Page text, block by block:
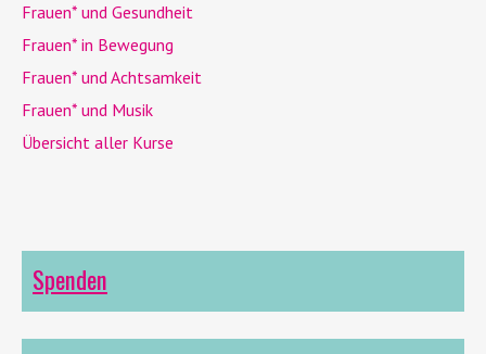
Frauen* und Gesundheit
Frauen* in Bewegung
Frauen* und Achtsamkeit
Frauen* und Musik
Übersicht aller Kurse
Spenden